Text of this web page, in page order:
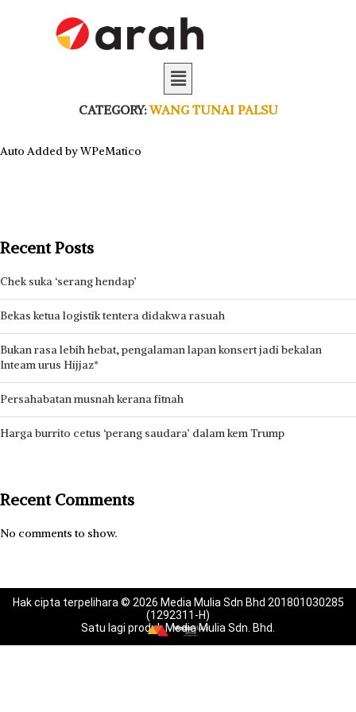
CATEGORY:WANG TUNAI PALSU
Auto Added by WPeMatico
Recent Posts
Chek suka ‘serang hendap’
Bekas ketua logistik tentera didakwa rasuah
Bukan rasa lebih hebat, pengalaman lapan konsert jadi bekalan
Inteam urus Hijjaz*
Persahabatan musnah kerana fitnah
Harga burrito cetus ‘perang saudara’ dalam kem Trump
Recent Comments
No comments to show.
Hak cipta terpelihara © 2026 Media Mulia Sdn Bhd 201801030285
(1292311-H)
Satu lagi produk Media Mulia Sdn. Bhd.